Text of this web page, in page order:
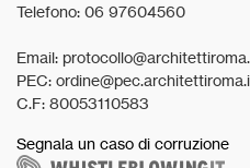
Telefono: 06 97604560
Email:
PEC:
C.F: 80053110583
Segnala un caso di corruzione